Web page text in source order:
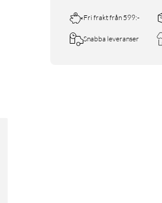
Fri frakt från 599:-
Snabba leveranser